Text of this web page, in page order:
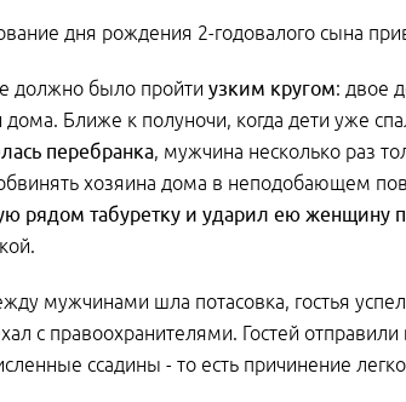
дня рождения 2-годовалого сына
должно было пройти узким кругом: двое
дома. Ближе к полуночи, когда дети уже
перебранка, мужчина несколько раз
хозяина дома в неподобающем
рядом табуретку и ударил ею женщину
мужчинами шла потасовка, гостья
с правоохранителями. Гостей отправили
ссадины - то есть причинение